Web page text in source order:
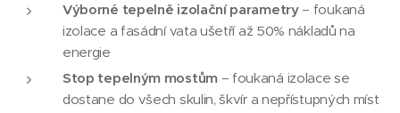
Výborné tepelně izolační parametry– foukaná
izolace a fasádní vata ušetří až 50% nákladů na
energie
Stop tepelným mostům– foukaná izolace se
dostane do všech skulin, škvír a nepřístupných míst